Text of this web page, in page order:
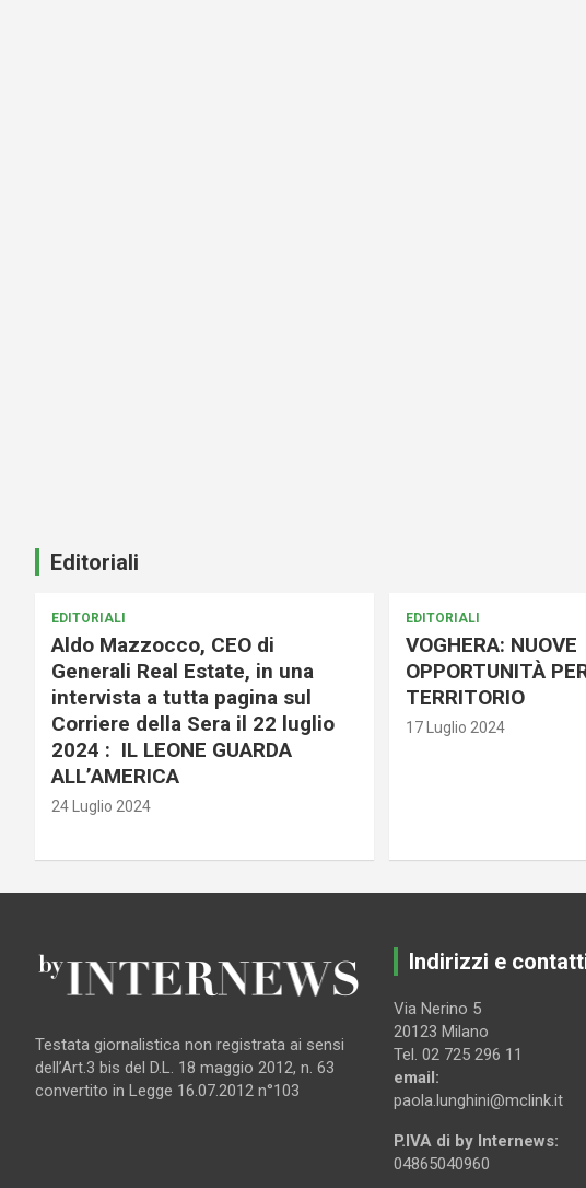
Editoriali
EDITORIALI
Aldo Mazzocco, CEO di
Generali Real Estate, in una
intervista a tutta pagina sul
Corriere della Sera il 22 luglio
2024 : IL LEONE GUARDA
ALL’AMERICA
24 Luglio 2024
EDITORIALI
VOGHERA: NUOVE
OPPORTUNITÀ
TERRITORIO
17 Luglio 2024
Testata giornalistica non registrata ai sensi
dell’Art.3 bis del D.L. 18 maggio 2012, n. 63
convertito in Legge 16.07.2012 n°103
Indirizzi e
Via Nerino 5
20123 Milano
Tel. 02 725 296 11
email:
paola.lunghini@mclink.it
P.IVA di by Internews:
04865040960